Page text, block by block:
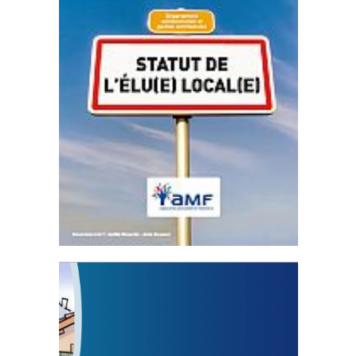
Statut de l’élu local
3 avril 2024
Mise à jour avril 2024
FEUILLETER